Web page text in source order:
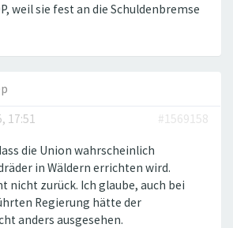
weil sie fest an die Schuldenbremse
17:51 #1569158
die Union wahrscheinlich
in Wäldern errichten wird.
nicht zurück. Ich glaube, auch bei
Regierung hätte der
anders ausgesehen.